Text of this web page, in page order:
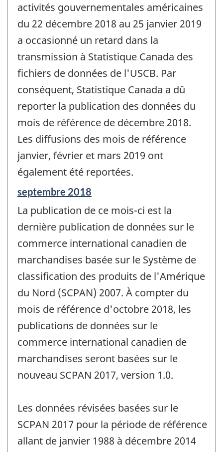
activités gouvernementales américaines
du 22 décembre 2018 au 25 janvier 2019
a occasionné un retard dans la
transmission à Statistique Canada des
fichiers de données de l'USCB. Par
conséquent, Statistique Canada a dû
reporter la publication des données du
mois de référence de décembre 2018.
Les diffusions des mois de référence
janvier, février et mars 2019 ont
également été reportées.
Période
référence
de
changement
-
septembre 2018
La publication de ce mois-ci est la
dernière publication de données sur le
commerce international canadien de
marchandises basée sur le Système de
classification des produits de l'Amérique
du Nord (SCPAN) 2007. À compter du
mois de référence d'octobre 2018, les
publications de données sur le
commerce international canadien de
marchandises seront basées sur le
nouveau SCPAN 2017, version 1.0.
Les données révisées basées sur le
SCPAN 2017 pour la période de référence
allant de janvier 1988 à décembre 2014